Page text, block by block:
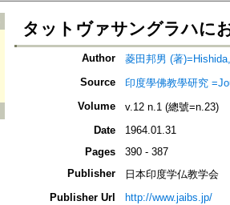
タットヴァサングラハに
Author
菱田邦男 (著
Source
印度學佛教學研究
Volume
v.12 n.1 (總號=n.23)
Date
1964.01.31
Pages
390 - 387
Publisher
日本印度学仏教学会
Publisher Url
http://www.jaibs.jp/